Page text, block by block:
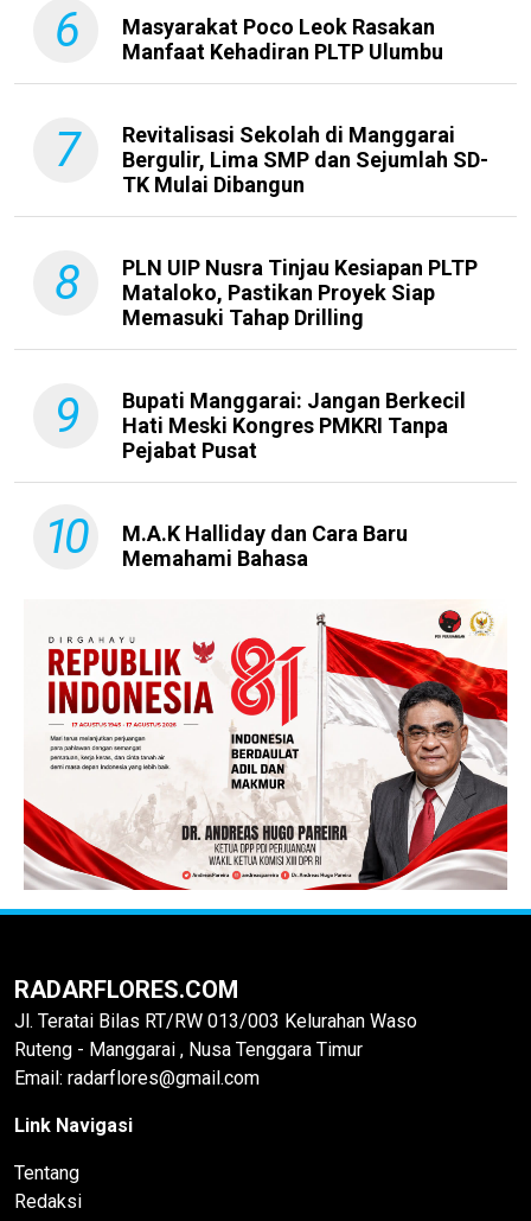
6
Masyarakat Poco Leok Rasakan
Manfaat Kehadiran PLTP Ulumbu
7
Revitalisasi Sekolah di Manggarai
Bergulir, Lima SMP dan Sejumlah SD-
TK Mulai Dibangun
8
PLN UIP Nusra Tinjau Kesiapan PLTP
Mataloko, Pastikan Proyek Siap
Memasuki Tahap Drilling
9
Bupati Manggarai: Jangan Berkecil
Hati Meski Kongres PMKRI Tanpa
Pejabat Pusat
10
M.A.K Halliday dan Cara Baru
Memahami Bahasa
RADARFLORES.COM
Jl. Teratai Bilas RT/RW 013/003 Kelurahan Waso
Ruteng - Manggarai , Nusa Tenggara Timur
Email: radarflores@gmail.com
Link Navigasi
Tentang
Redaksi